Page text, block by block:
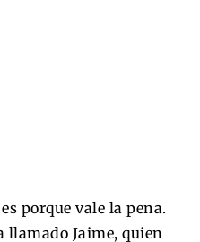
porque vale la pena.
llamado Jaime, quien